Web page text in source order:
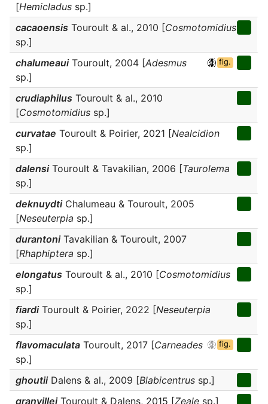
[Hemicladus sp.]
cacaoensis Touroult & al., 2010 [Cosmotomidius
sp.]
chalumeauiTouroult, 2004 [Adesmus
sp.]
fig.
crudiaphilus Touroult & al., 2010
[Cosmotomidius sp.]
curvatae Touroult & Poirier, 2021 [Nealcidion
sp.]
dalensiTouroult & Tavakilian, 2006 [Taurolema
sp.]
deknuydtiChalumeau & Touroult, 2005
[Neseuterpia sp.]
durantoniTavakilian & Touroult, 2007
[Rhaphiptera sp.]
elongatus Touroult & al., 2010 [Cosmotomidius
sp.]
fiardiTouroult & Poirier, 2022 [Neseuterpia
sp.]
flavomaculata Touroult, 2017 [Carneades
sp.]
fig.
ghoutiiDalens & al., 2009 [Blabicentrus sp.]
granvilleiTouroult & Dalens, 2015 [Zeale sp.]